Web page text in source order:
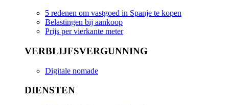
5 redenen om vastgoed in Spanje te kopen
Belastingen bij aankoop
Prijs per vierkante meter
VERBLIJFSVERGUNNING
Digitale nomade
DIENSTEN